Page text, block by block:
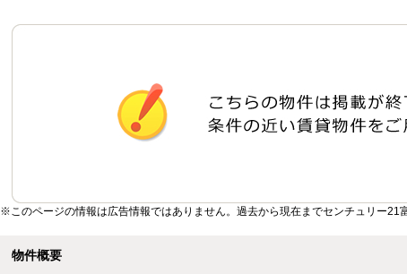
※このページの情報は広告情報ではありません。過去から現在までセンチュリー21
物件概要